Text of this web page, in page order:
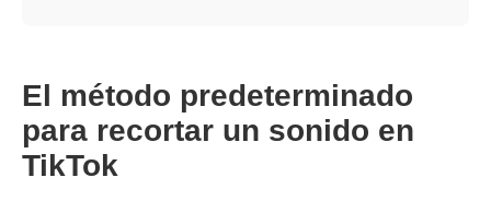
El método predeterminado
para recortar un sonido en
TikTok